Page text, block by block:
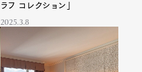
ラフ コレクション」
2025.3.8